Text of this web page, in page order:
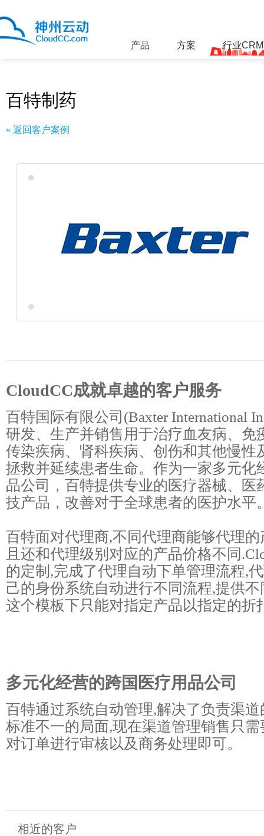
产品 方案 行业
百特制药
« 返回客户案例
CloudCC成就卓越的客户服务
百特国际有限公司(Baxter International
研发、生产并销售用于治疗血友病、免
传染疾病、肾科疾病、创伤和其他慢性
拯救并延续患者生命。作为一家多元化
品公司，百特提供专业的医疗器械、医
技产品，改善对于全球患者的医护水平
百特面对代理商,不同代理商能够代理
且还和代理级别对应的产品价格不同
的定制,完成了代理自动下单管理流程,
己的身份系统自动进行不同流程,提供
这个模板下只能对指定产品以指定的折
多元化经营的跨国医疗用品公司
百特通过系统自动管理,解决了负责渠
标准不一的局面,现在渠道管理销售只
对订单进行审核以及商务处理即可。
相近的客户